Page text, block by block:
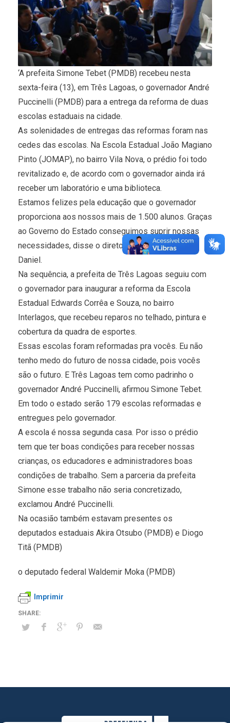
‘A prefeita Simone Tebet (PMDB) recebeu nesta
sexta-feira (13), em Três Lagoas, o governador André
Puccinelli (PMDB) para a entrega da reforma de duas
escolas estaduais na cidade.
As solenidades de entregas das reformas foram nas
cedes das escolas. Na Escola Estadual João Magiano
Pinto (JOMAP), no bairro Vila Nova, o prédio foi todo
revitalizado e, de acordo com o governador ainda irá
receber um laboratório e uma biblioteca.
Estamos felizes pela educação que o governador
proporciona aos nossos mais de 1.500 alunos. Graças
ao Governo do Estado conseguimos suprir nossas
necessidades, disse o diretor do JOMAP, Evandro
Daniel.
Na sequência, a prefeita de Três Lagoas seguiu com
o governador para inaugurar a reforma da Escola
Estadual Edwards Corrêa e Souza, no bairro
Interlagos, que recebeu reparos no telhado, pintura e
cobertura da quadra de esportes.
Essas escolas foram reformadas pra vocês. Eu não
tenho medo do futuro de nossa cidade, pois vocês
são o futuro. E Três Lagoas tem como padrinho o
governador André Puccinelli, afirmou Simone Tebet.
Em todo o estado serão 179 escolas reformadas e
entregues pelo governador.
A escola é nossa segunda casa. Por isso o prédio
tem que ter boas condições para receber nossas
crianças, os educadores e administradores boas
condições de trabalho. Sem a parceria da prefeita
Simone esse trabalho não seria concretizado,
exclamou André Puccinelli.
Na ocasião também estavam presentes os
deputados estaduais Akira Otsubo (PMDB) e Diogo
Titã (PMDB)
o deputado federal Waldemir Moka (PMDB)
Imprimir